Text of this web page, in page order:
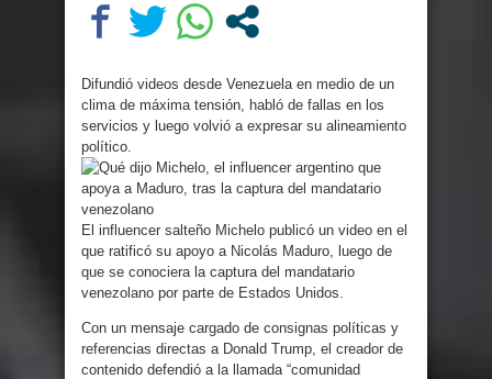
Difundió videos desde Venezuela en medio de un
clima de máxima tensión, habló de fallas en los
servicios y luego volvió a expresar su alineamiento
político.
El influencer salteño Michelo publicó un video en el
que ratificó su apoyo a Nicolás Maduro, luego de
que se conociera la captura del mandatario
venezolano por parte de Estados Unidos.
Con un mensaje cargado de consignas políticas y
referencias directas a Donald Trump, el creador de
contenido defendió a la llamada “comunidad